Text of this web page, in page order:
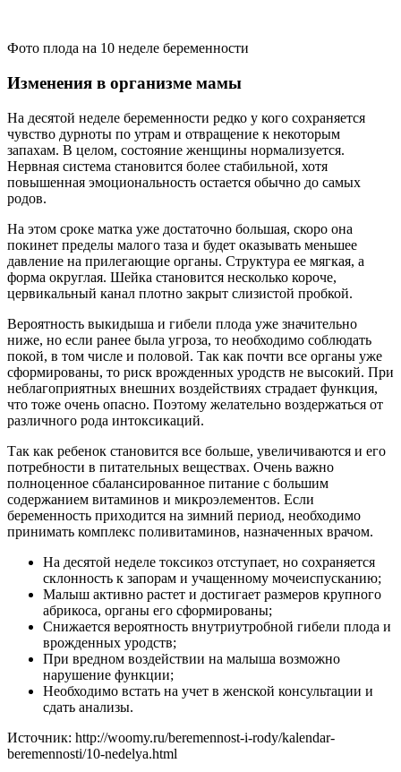
Фото плода на 10 неделе беременности
Изменения в организме мамы
На десятой неделе беременности редко у кого сохраняется
чувство дурноты по утрам и отвращение к некоторым
запахам. В целом, состояние женщины нормализуется.
Нервная система становится более стабильной, хотя
повышенная эмоциональность остается обычно до самых
родов.
На этом сроке матка уже достаточно большая, скоро она
покинет пределы малого таза и будет оказывать меньшее
давление на прилегающие органы. Структура ее мягкая, а
форма округлая. Шейка становится несколько короче,
цервикальный канал плотно закрыт слизистой пробкой.
Вероятность выкидыша и гибели плода уже значительно
ниже, но если ранее была угроза, то необходимо соблюдать
покой, в том числе и половой. Так как почти все органы уже
сформированы, то риск врожденных уродств не высокий. При
неблагоприятных внешних воздействиях страдает функция,
что тоже очень опасно. Поэтому желательно воздержаться от
различного рода интоксикаций.
Так как ребенок становится все больше, увеличиваются и его
потребности в питательных веществах. Очень важно
полноценное сбалансированное питание с большим
содержанием витаминов и микроэлементов. Если
беременность приходится на зимний период, необходимо
принимать комплекс поливитаминов, назначенных врачом.
На десятой неделе токсикоз отступает, но сохраняется
склонность к запорам и учащенному мочеиспусканию;
Малыш активно растет и достигает размеров крупного
абрикоса, органы его сформированы;
Снижается вероятность внутриутробной гибели плода и
врожденных уродств;
При вредном воздействии на малыша возможно
нарушение функции;
Необходимо встать на учет в женской консультации и
сдать анализы.
Источник: http://woomy.ru/beremennost-i-rody/kalendar-
beremennosti/10-nedelya.html